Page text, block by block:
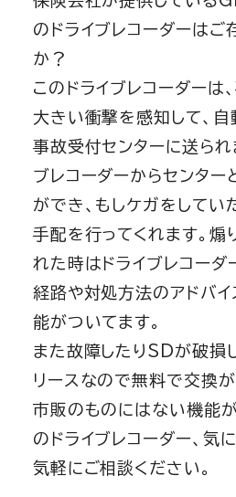
のドライブレコーダーはご
か？
このドライブレコーダーは
大きい衝撃を感知して、
事故受付センターに送られ
ブレコーダーからセンター
ができ、もしケガをしてい
手配を行ってくれます。煽
れた時はドライブレコーダ
経路や対処方法のアドバイ
能がついてます。
また故障したりSDが破損
リースなので無料で交換が
市販のものにはない機能
のドライブレコーダー、気
気軽にご相談ください。